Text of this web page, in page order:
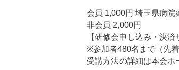
会員 1,000円 埼玉県病院
非会員 2,000円
【研修会申し込み・決済
※参加者480名まで（先着
受講方法の詳細は本会ホ